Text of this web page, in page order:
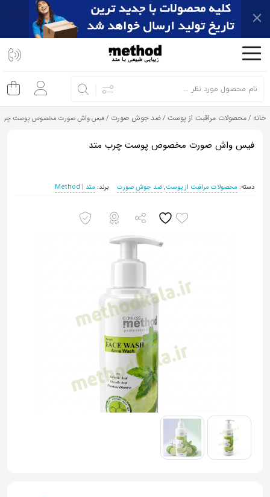
اشتراک
استفاده
از
روش‌های
زیر
صفحه
خانه /محصولات مراقبت از پوست /ضد جوش صورت / فیس واش صورت مخصوص پوست
فیس واش صورت مخصوص پوست چرب متد
دسته: محصولات مراقبت از پوست,ضد جوش صورت برند: متد | Method